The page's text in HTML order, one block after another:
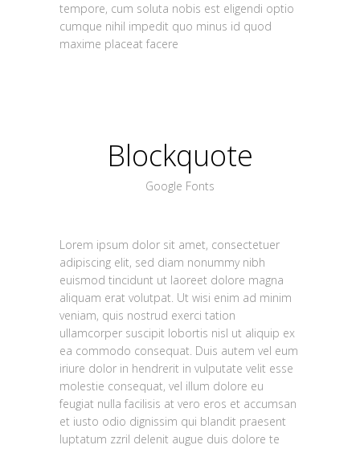
tempore, cum soluta nobis est eligendi optio
cumque nihil impedit quo minus id quod
maxime placeat facere
Blockquote
Google Fonts
Lorem ipsum dolor sit amet, consectetuer
adipiscing elit, sed diam nonummy nibh
euismod tincidunt ut laoreet dolore magna
aliquam erat volutpat. Ut wisi enim ad minim
veniam, quis nostrud exerci tation
ullamcorper suscipit lobortis nisl ut aliquip ex
ea commodo consequat. Duis autem vel eum
iriure dolor in hendrerit in vulputate velit esse
molestie consequat, vel illum dolore eu
feugiat nulla facilisis at vero eros et accumsan
et iusto odio dignissim qui blandit praesent
luptatum zzril delenit augue duis dolore te